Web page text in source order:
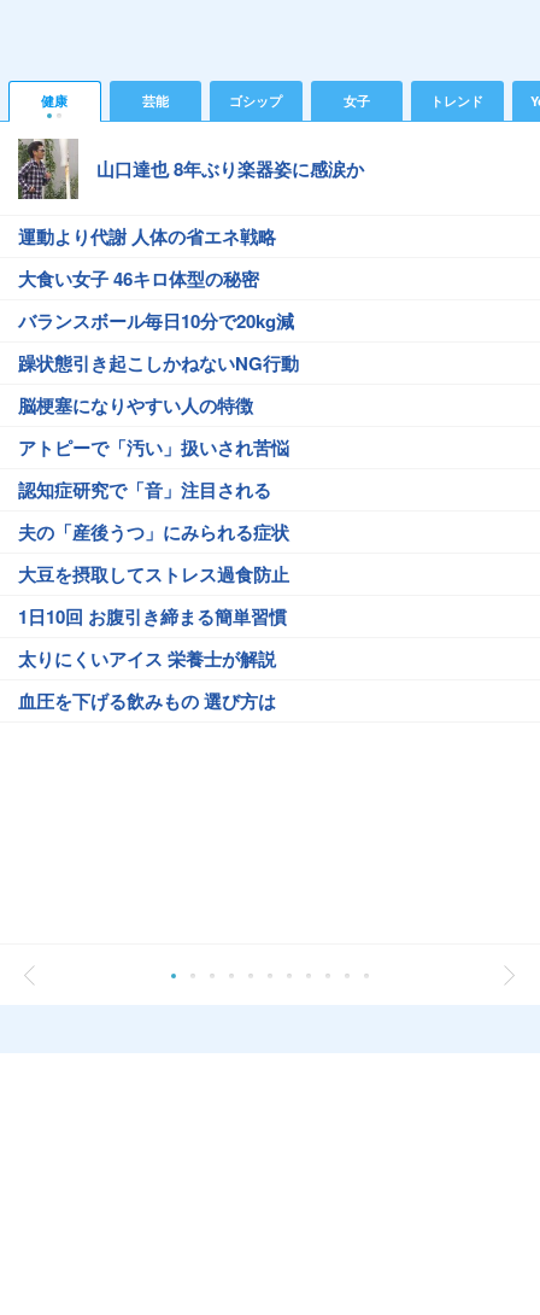
健康 芸能 ゴシップ 女子 トレンド
山口達也 8年ぶり楽器姿に感涙か
運動より代謝 人体の省エネ戦略
大食い女子 46キロ体型の秘密
バランスボール毎日10分で20kg減
躁状態引き起こしかねないNG行動
脳梗塞になりやすい人の特徴
アトピーで「汚い」扱いされ苦悩
認知症研究で「音」注目される
夫の「産後うつ」にみられる症状
大豆を摂取してストレス過食防止
1日10回 お腹引き締まる簡単習慣
太りにくいアイス 栄養士が解説
血圧を下げる飲みもの 選び方は